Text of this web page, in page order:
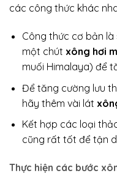
các công thức khác
Công thức cơ bản
một chút xông hơi
muối Himalaya) để
Để tăng cường lưu
hãy thêm vài lát
Kết hợp các loại
cũng rất tốt để tận
Thực hiện các bước